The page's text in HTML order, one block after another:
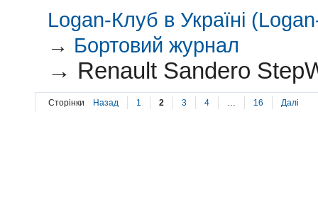
Logan-Клуб в Україні
→ Бортовий журнал
→ Renault Sandero
Сторінки Назад 1 2 3 4 16 Далі